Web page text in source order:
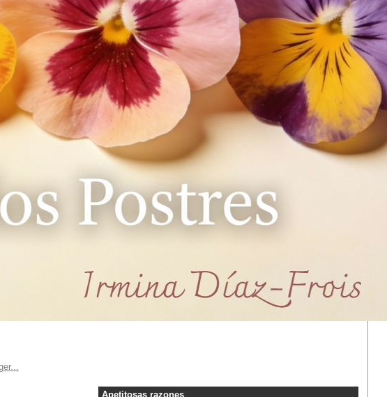
Apetitosas razones